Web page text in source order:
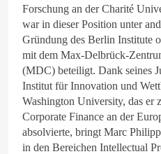
Forschung an der Charité
war in dieser Position unter
Gründung des Berlin Institute
mit dem Max-Delbrück-
(MDC) beteiligt. Dank seines
Institut für Innovation und
Washington University, das er
Corporate Finance an der
absolvierte, bringt Marc
in den Bereichen Intellectual